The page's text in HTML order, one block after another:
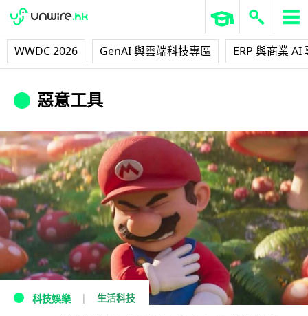
WWDC 2026 GenAI 與雲端科技專區 ERP 與商業 AI
惡意工具
科技娛樂 生活科技